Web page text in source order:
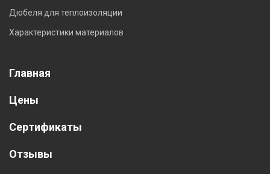
Дюбеля для теплоизоляции
Характеристики материалов
Главная
Цены
Сертификаты
Отзывы